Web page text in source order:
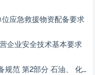
应急救援物资配备要求
企业安全技术基本要求
GB 39800.2 个体防护装备配备规范 第2部分 石油、 化工、 天然气